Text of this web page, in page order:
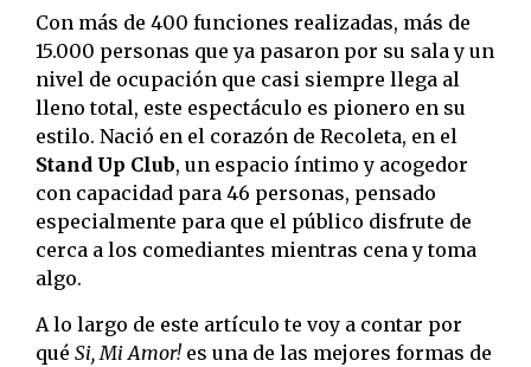
Con más de 400 funciones realizadas, más de
15.000 personas que ya pasaron por su sala y un
nivel de ocupación que casi siempre llega al
lleno total, este espectáculo es pionero en su
estilo. Nació en el corazón de Recoleta, en el
Stand Up Club, un espacio íntimo y acogedor
con capacidad para 46 personas, pensado
especialmente para que el público disfrute de
cerca a los comediantes mientras cena y toma
algo.
A lo largo de este artículo te voy a contar por
qué Si, Mi Amor!es una de las mejores formas de